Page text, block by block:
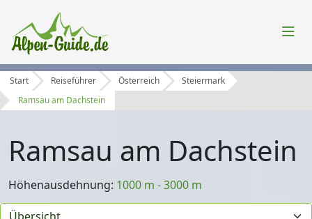
Start Reiseführer Österreich
Steiermark
Ramsau am Dachstein
Ramsau am Dachstein
Höhenausdehnung: 1000 m - 3000 m